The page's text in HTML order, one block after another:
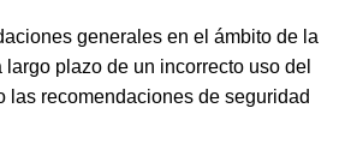
generales en el ámbito de la
plazo de un incorrecto uso del
las recomendaciones de seguridad